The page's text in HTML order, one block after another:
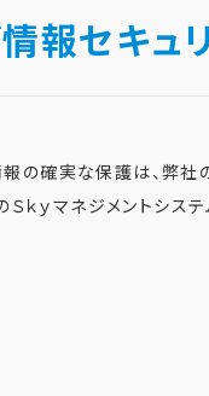
報セキュ
報の確実な保護は、
ｙマネジメントシス